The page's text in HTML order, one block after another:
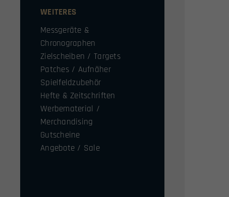
WEITERES
Messgeräte &
Chronographen
Zielscheiben / Targets
Patches / Aufnäher
Spielfeldzubehör
Hefte & Zeitschriften
Werbematerial /
Merchandising
Gutscheine
Angebote / Sale